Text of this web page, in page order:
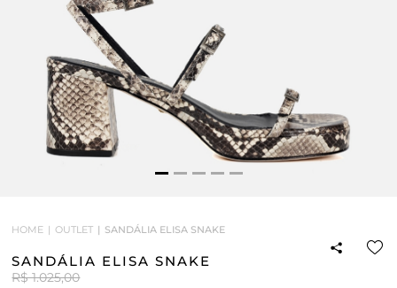
HOME OUTLET SANDÁLIA ELISA SNAKE
SANDÁLIA ELISA SNAKE
R$ 1.025,00